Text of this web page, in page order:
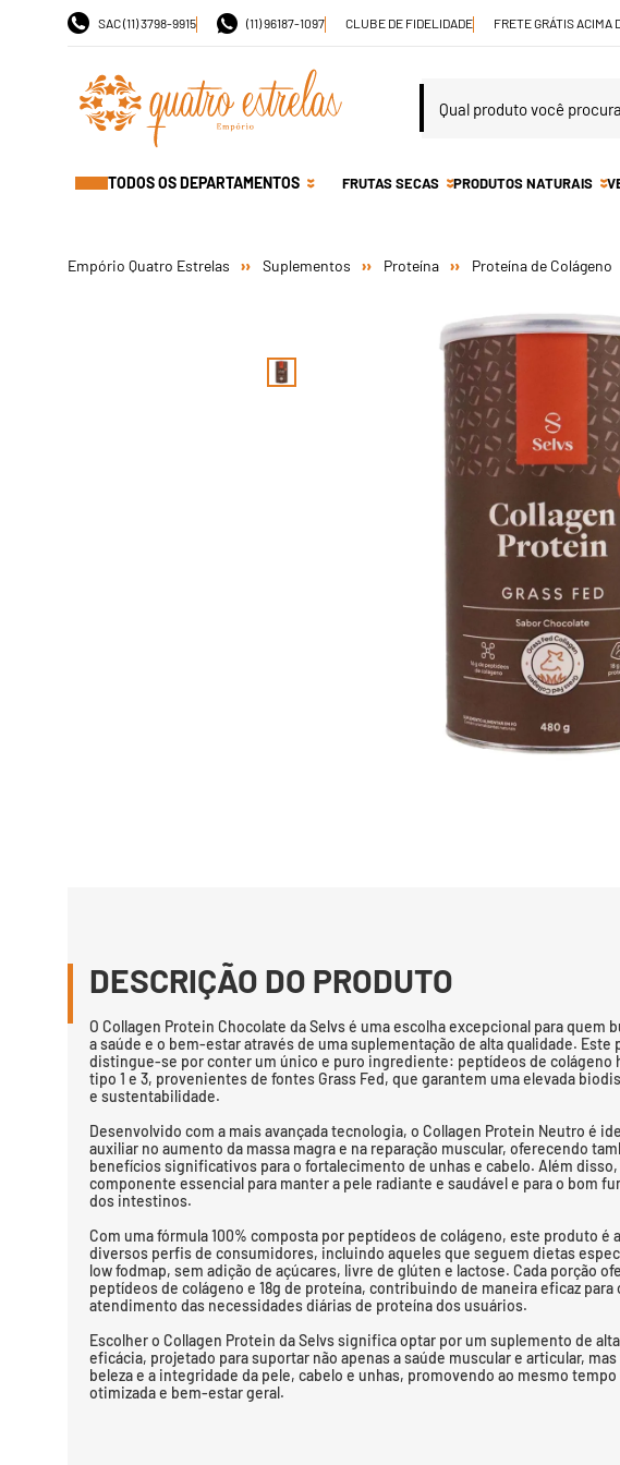
SAC (11) 3798-9915 (11) 96187-1097 CLUBE DE FIDELIDADE FRETE GRÁTIS ACIMA
TODOS OS DEPARTAMENTOS FRUTAS SECAS PRODUTOS NATURAIS
Suplementos Proteína Proteína de Colágeno
DESCRIÇÃO DO PRODUTO
O Collagen Protein Chocolate da Selvs é uma escolha excepcional para quem
a saúde e o bem-estar através de uma suplementação de alta qualidade. Este
distingue-se por conter um único e puro ingrediente: peptídeos de colágeno
tipo 1 e 3, provenientes de fontes Grass Fed, que garantem uma elevada
e sustentabilidade.
Desenvolvido com a mais avançada tecnologia, o Collagen Protein Neutro é
auxiliar no aumento da massa magra e na reparação muscular, oferecendo
benefícios significativos para o fortalecimento de unhas e cabelo. Além disso,
componente essencial para manter a pele radiante e saudável e para o bom
dos intestinos.
Com uma fórmula 100% composta por peptídeos de colágeno, este produto é
diversos perfis de consumidores, incluindo aqueles que seguem dietas
low fodmap, sem adição de açúcares, livre de glúten e lactose. Cada porção
peptídeos de colágeno e 18g de proteína, contribuindo de maneira eficaz para
atendimento das necessidades diárias de proteína dos usuários.
Escolher o Collagen Protein da Selvs significa optar por um suplemento de
eficácia, projetado para suportar não apenas a saúde muscular e articular,
beleza e a integridade da pele, cabelo e unhas, promovendo ao mesmo
otimizada e bem-estar geral.